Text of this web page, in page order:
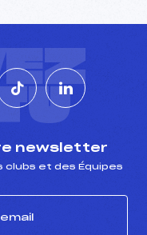
newsletter
clubs et des Équipes